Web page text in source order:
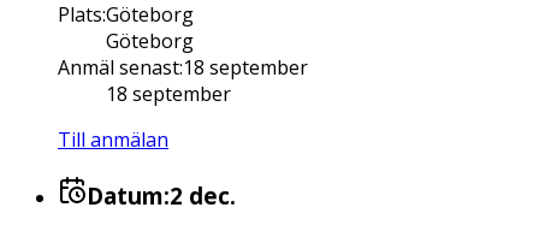
Plats:Göteborg
Göteborg
Anmäl senast:18 september
18 september
Till anmälan
Datum:2 dec.